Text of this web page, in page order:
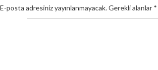
E-posta adresiniz yayınlanmayacak.Gerekli alanlar *